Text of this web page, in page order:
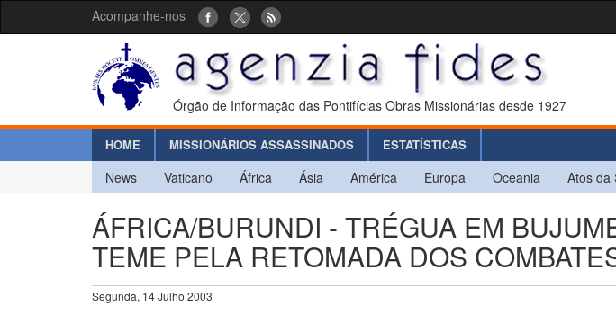
Acompanhe-nos
Órgão de Informação das Pontifícias Obras Missionárias desde 1927
HOME MISSIONÁRIOS ASSASSINADOS ESTATÍSTICAS
News Vaticano África Ásia América Europa Oceania Atos da
ÁFRICA/BURUNDI - TRÉGUA EM
TEME PELA RETOMADA DOS
Segunda, 14 Julho 2003